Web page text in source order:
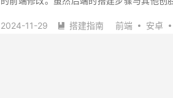
2024-11-29
 搭建指南 前端 安卓